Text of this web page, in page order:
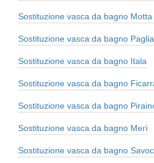
Sostituzione vasca da bagno
Sostituzione vasca da bagno
Sostituzione vasca da bagno Itala
Sostituzione vasca da bagno
Sostituzione vasca da bagno
Sostituzione vasca da bagno Merì
Sostituzione vasca da bagno